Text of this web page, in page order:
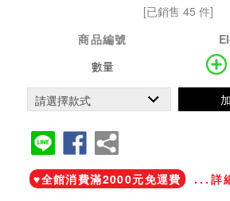
[已銷售 45 件]
商品編號
數量
♥️全館消費滿2000元免運費 ...詳